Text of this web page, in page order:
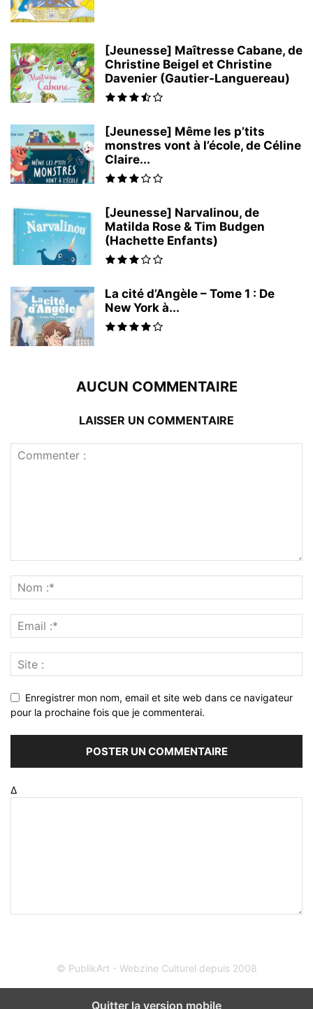
[Jeunesse] Maîtresse Cabane, de
Christine Beigel et Christine
Davenier (Gautier-Languereau)
[Jeunesse] Même les p’tits
monstres vont à l’école, de Céline
Claire...
[Jeunesse] Narvalinou, de
Matilda Rose & Tim Budgen
(Hachette Enfants)
La cité d’Angèle – Tome 1 : De
New York à...
AUCUN COMMENTAIRE
LAISSER UN COMMENTAIRE
Enregistrer mon nom, email et site web dans ce navigateur
pour la prochaine fois que je commenterai.
Δ
© PublikArt - Webzine Culturel depuis 2008
Quitter la version mobile